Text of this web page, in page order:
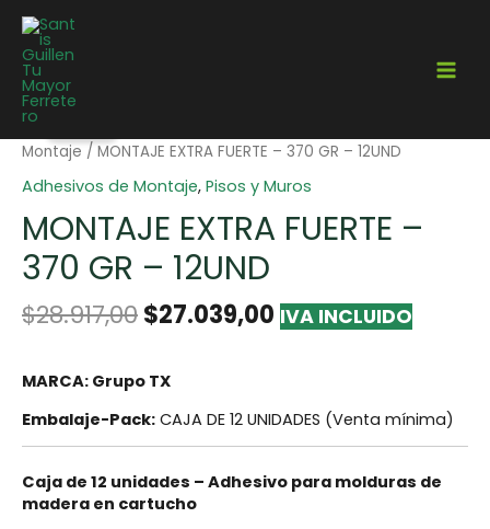
Montaje / MONTAJE EXTRA FUERTE – 370 GR – 12UND
Adhesivos de Montaje, Pisos y Muros
MONTAJE EXTRA FUERTE –
370 GR – 12UND
$28.917,00$27.039,00 IVA INCLUIDO
MARCA: Grupo TX
Embalaje-Pack: CAJA DE 12 UNIDADES (Venta mínima)
Caja de 12 unidades – Adhesivo para molduras de
madera en cartucho